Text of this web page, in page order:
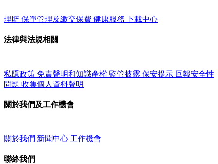
理賠 保單管理及繳交保費 健康服務 下載中心
法律與法規相關
私隱政策 免責聲明和知識產權 監管披露 保安提示 回報安全性
問題 收集個人資料聲明
關於我們及工作機會
關於我們 新聞中心 工作機會
聯絡我們